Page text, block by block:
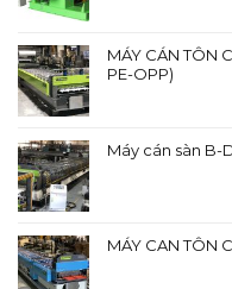
MÁY CÁN TÔN
PE-OPP)
Máy cán sàn B-
MÁY CAN TÔN